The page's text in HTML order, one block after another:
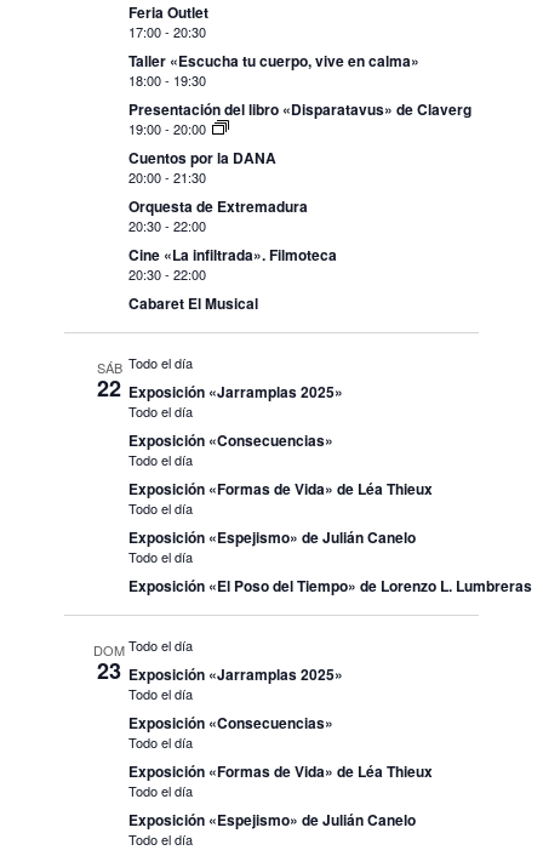
Feria Outlet
17:00-20:30
Taller «Escucha tu cuerpo, vive en calma»
18:00- 19:30
Presentación del libro «Disparatavus» de Claverg
19:00-20:00
Cuentos por la DANA
20:00-21:30
Orquesta de Extremadura
20:30-22:00
Cine «La infiltrada». Filmoteca
20:30-22:00
Cabaret El Musical
SÁB
22
Todo el día
Exposición «Jarramplas 2025»
Todo el día
Exposición «Consecuencias»
Todo el día
Exposición «Formas de Vida» de Léa Thieux
Todo el día
Exposición «Espejismo» de Julián Canelo
Todo el día
Exposición «El Poso del Tiempo» de Lorenzo L. Lumbreras
DOM
23
Todo el día
Exposición «Jarramplas 2025»
Todo el día
Exposición «Consecuencias»
Todo el día
Exposición «Formas de Vida» de Léa Thieux
Todo el día
Exposición «Espejismo» de Julián Canelo
Todo el día